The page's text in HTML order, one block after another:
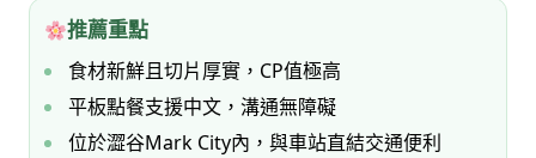
推薦重點
食材新鮮且切片厚實，CP值極高
平板點餐支援中文，溝通無障礙
位於澀谷Mark City內，與車站直結交通便利